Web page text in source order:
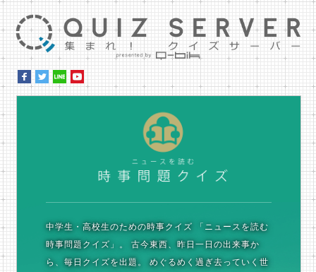
中学生・高校生のための時事クイズ 「ニュースを読む
時事問題クイズ」。
古今東西、昨日一日の出来事か
ら、毎日クイズを出題。
めぐるめく過ぎ去っていく世